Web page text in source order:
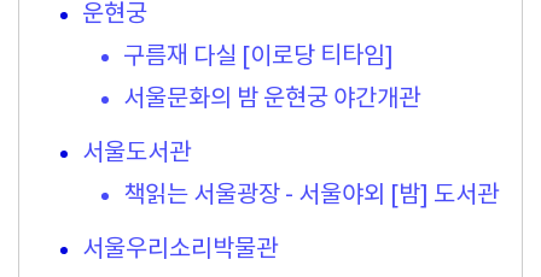
운현궁
구름재 다실 [이로당 티타임]
서울문화의 밤 운현궁 야간개관
서울도서관
책읽는 서울광장 - 서울야외 [밤] 도서관
서울우리소리박물관